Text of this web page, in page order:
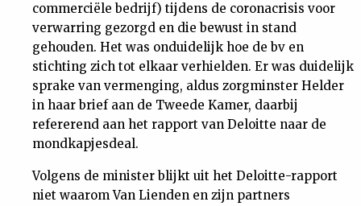
commerciële bedrijf) tijdens de coronacrisis voor
verwarring gezorgd en die bewust in stand
gehouden. Het was onduidelijk hoe de bv en
stichting zich tot elkaar verhielden. Er was duidelijk
sprake van vermenging, aldus zorgminster Helder
in haar brief aan de Tweede Kamer, daarbij
refererend aan het rapport van Deloitte naar de
mondkapjesdeal.
Volgens de minister blijkt uit het Deloitte-rapport
niet waarom Van Lienden en zijn partners